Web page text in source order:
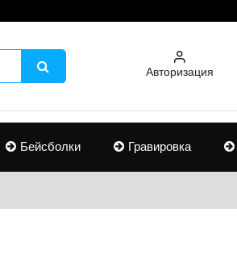
Авторизация
Бейсболки Гравировка